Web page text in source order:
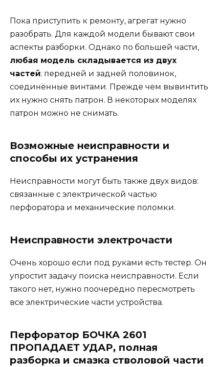
Пока приступить к ремонту, агрегат нужно
разобрать. Для каждой модели бывают свои
аспекты разборки. Однако по большей части,
любая модель складывается из двух
частей: передней и задней половинок,
соединённые винтами. Прежде чем вывинтить
их нужно снять патрон. В некоторых моделях
патрон можно не снимать.
Возможные неисправности и
способы их устранения
Неисправности могут быть также двух видов:
связанные с электрической частью
перфоратора и механические поломки.
Неисправности электрочасти
Очень хорошо если под руками есть тестер. Он
упростит задачу поиска неисправности. Если
такого нет, нужно поочерёдно пересмотреть
все электрические части устройства.
Перфоратор БОЧКА 2601
ПРОПАДАЕТ УДАР, полная
разборка и смазка стволовой части